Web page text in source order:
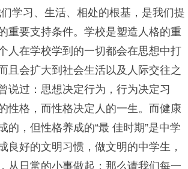
学习、生活、相处的根基，是我们提
重要支持条件。学校是塑造人格的重
人在学校学到的一切都会在思想中打
且会扩大到社会生活以及人际交往之
说过：思想决定行为，行为决定习
性格，而性格决定人的一生。而健康
的，但性格养成的“最 佳时期”是中学
良好的文明习惯，做文明的中学生，
从日常的小事做起：那么请我们每一